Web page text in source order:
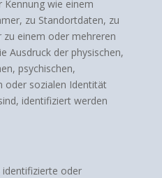
wie einem
zu Standortdaten, zu
zu einem oder mehreren
Ausdruck der physischen,
psychischen,
oder sozialen Identität
identifiziert werden
oder